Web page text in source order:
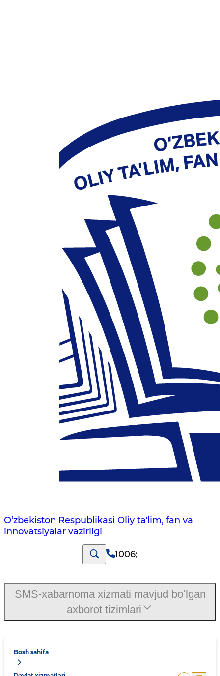
O‘zbekiston Respublikasi Oliy taʼlim, fan va
innovatsiyalar vazirligi
1006;
Bosh sahifa
SMS-xabarnoma xizmati mavjud boʻlgan
axborot tizimlari